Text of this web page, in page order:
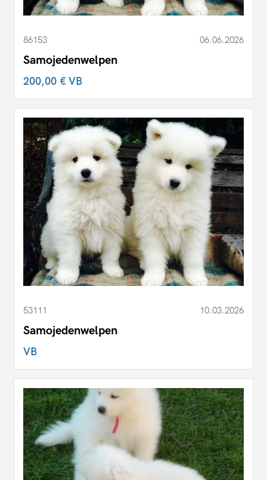
86153 06.06.2026
Samojedenwelpen
200,00 €VB
53111 10.03.2026
Samojedenwelpen
VB